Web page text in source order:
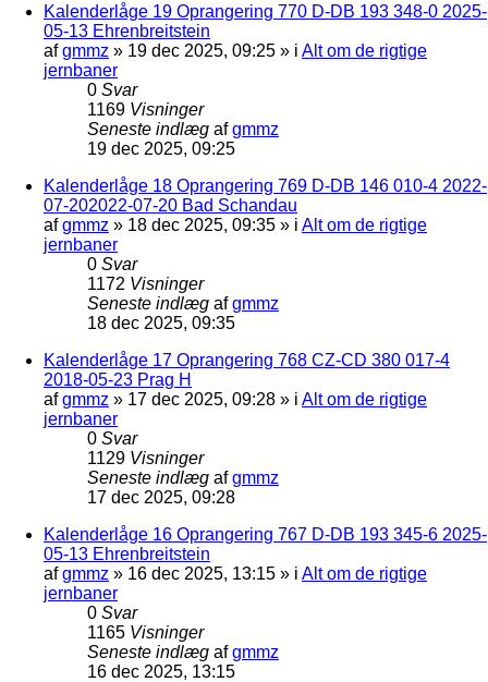
Kalenderlåge 19 Oprangering 770 D-DB 193 348-0 2025-
05-13 Ehrenbreitstein
afgmmz » 19 dec 2025, 09:25 » i Alt om de rigtige
jernbaner
0 Svar
1169 Visninger
Seneste indlæg afgmmz
19 dec 2025, 09:25
Kalenderlåge 18 Oprangering 769 D-DB 146 010-4 2022-
07-202022-07-20 Bad Schandau
afgmmz » 18 dec 2025, 09:35 » i Alt om de rigtige
jernbaner
0 Svar
1172 Visninger
Seneste indlæg afgmmz
18 dec 2025, 09:35
Kalenderlåge 17 Oprangering 768 CZ-CD 380 017-4
2018-05-23 Prag H
afgmmz » 17 dec 2025, 09:28 » i Alt om de rigtige
jernbaner
0 Svar
1129 Visninger
Seneste indlæg afgmmz
17 dec 2025, 09:28
Kalenderlåge 16 Oprangering 767 D-DB 193 345-6 2025-
05-13 Ehrenbreitstein
afgmmz » 16 dec 2025, 13:15 » i Alt om de rigtige
jernbaner
0 Svar
1165 Visninger
Seneste indlæg afgmmz
16 dec 2025, 13:15